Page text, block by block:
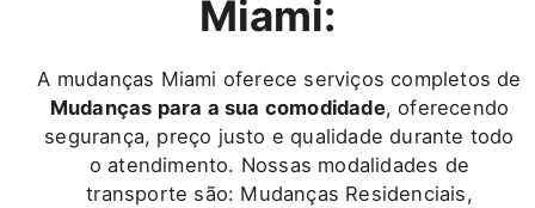
Miami:
A mudanças Miami oferece serviços completos de
Mudanças para a sua comodidade, oferecendo
segurança, preço justo e qualidade durante todo
o atendimento. Nossas modalidades de
transporte são: Mudanças Residenciais,